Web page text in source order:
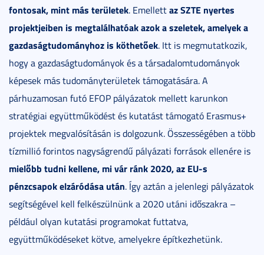
fontosak, mint más területek. Emellettaz SZTE nyertes
projektjeiben is megtalálhatóak azok a szeletek, amelyek a
gazdaságtudományhoz is köthetőek. Itt is megmutatkozik,
hogy a gazdaságtudományok és a társadalomtudományok
képesek más tudományterületek támogatására. A
párhuzamosan futó EFOP pályázatok mellett karunkon
stratégiai együttműködést és kutatást támogató Erasmus+
projektek megvalósításán is dolgozunk. Összességében a több
tízmillió forintos nagyságrendű pályázati források ellenére is
mielőbb tudni kellene, mi vár ránk 2020, az EU-s
pénzcsapok elzáródása után. Így aztán a jelenlegi pályázatok
segítségével kell felkészülnünk a 2020 utáni időszakra –
például olyan kutatási programokat futtatva,
együttműködéseket kötve, amelyekre építkezhetünk.